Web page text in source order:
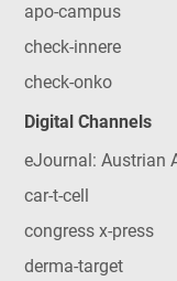
apo-campus
check-innere
check-onko
Digital Channels
eJournal: Austrian
car-t-cell
congress x-press
derma-target